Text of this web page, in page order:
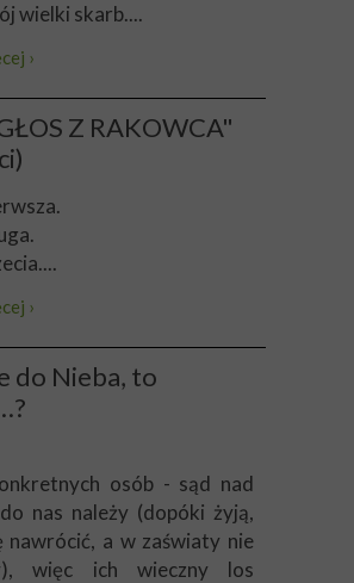
wielki skarb....
›
Z RAKOWCA"
›
do Nieba, to
osób - sąd nad
nas należy (dopóki żyją,
nawrócić, a w zaświaty nie
więc ich wieczny los